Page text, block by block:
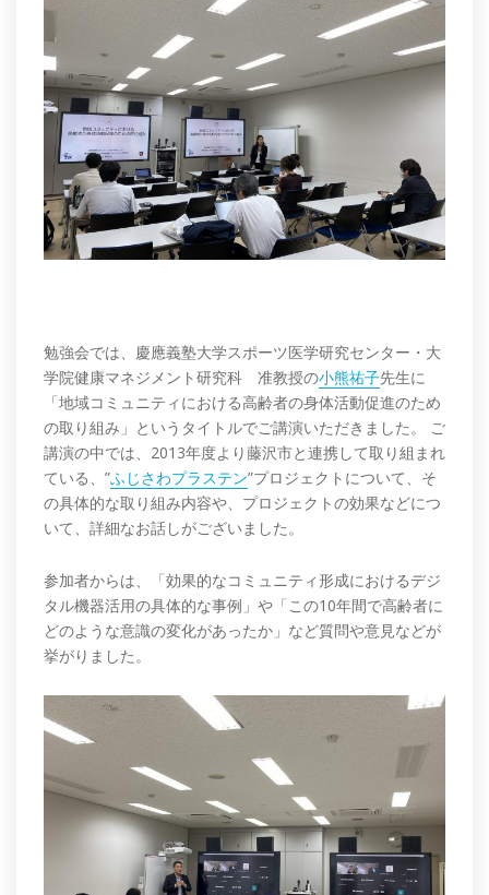
勉強会では、慶應義塾大学スポーツ医学研究センター・大
学院健康マネジメント研究科 准教授の小熊祐子先生に
「地域コミュニティにおける高齢者の身体活動促進のため
の取り組み」というタイトルでご講演いただきました。 ご
講演の中では、2013年度より藤沢市と連携して取り組まれ
ている、”ふじさわプラステン”プロジェクトについて、そ
の具体的な取り組み内容や、プロジェクトの効果などにつ
いて、詳細なお話しがございました。
参加者からは、「効果的なコミュニティ形成におけるデジ
タル機器活用の具体的な事例」や「この10年間で高齢者に
どのような意識の変化があったか」など質問や意見などが
挙がりました。